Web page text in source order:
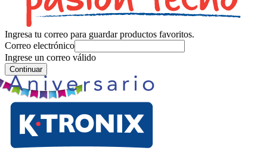
Ingresa tu correo para guardar productos favoritos.
Correo electrónico
Ingrese un correo válido
Continuar